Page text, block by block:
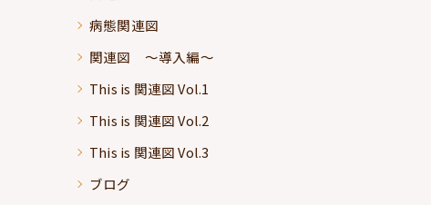
病態関連図
関連図 ～導入編～
This is 関連図 Vol.1
This is 関連図 Vol.2
This is 関連図 Vol.3
ブログ